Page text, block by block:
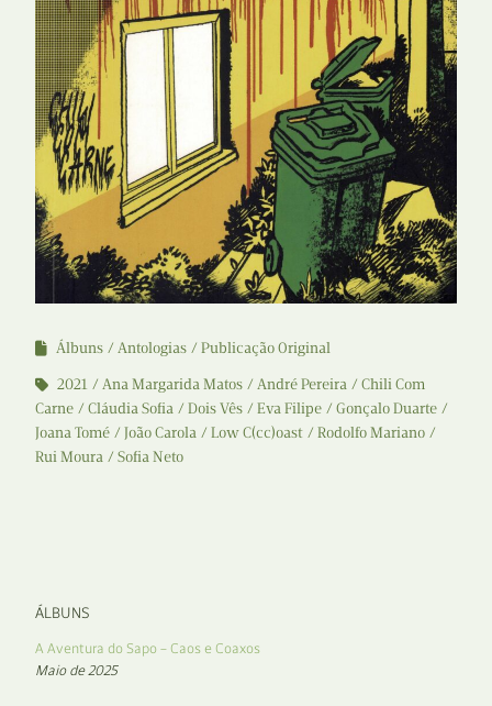
Álbuns Antologias
Publicação Original
2021
Ana Margarida Matos André Pereira
Chili Com
Carne
Cláudia Sofia Dois Vês Eva Filipe
Gonçalo Duarte
Joana Tomé
João Carola Low C(cc)oast
Rodolfo Mariano
Rui Moura
Sofia Neto
ÁLBUNS
A Aventura do Sapo – Caos e Coaxos
Maio de 2025